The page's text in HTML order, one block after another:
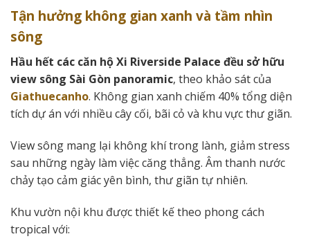
Tận hưởng không gian xanh và tầm nhìn
sông
Hầu hết các căn hộ Xi Riverside Palace đều sở hữu
view sông Sài Gòn panoramic, theo khảo sát của
Giathuecanho. Không gian xanh chiếm 40% tổng diện
tích dự án với nhiều cây cối, bãi cỏ và khu vực thư giãn.
View sông mang lại không khí trong lành, giảm stress
sau những ngày làm việc căng thẳng. Âm thanh nước
chảy tạo cảm giác yên bình, thư giãn tự nhiên.
Khu vườn nội khu được thiết kế theo phong cách
tropical với: